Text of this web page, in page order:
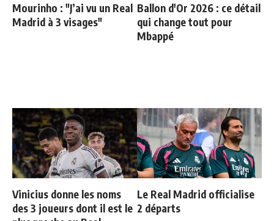
Mourinho : "J’ai vu un Real
Madrid à 3 visages"
Ballon d'Or 2026 : ce détail
qui change tout pour
Mbappé
Vinicius donne les noms
des 3 joueurs dont il est le
Le Real Madrid officialise
2 départs